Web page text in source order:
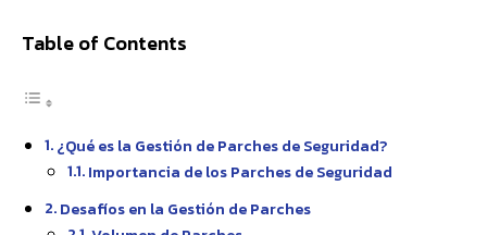
Table of Contents
¿Qué es la Gestión de Parches de Seguridad?
Importancia de los Parches de Seguridad
Desafíos en la Gestión de Parches